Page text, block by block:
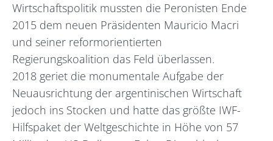
Wirtschaftspolitik mussten die Peronisten Ende
2015 dem neuen Präsidenten Mauricio Macri
und seiner reformorientierten
Regierungskoalition das Feld überlassen.
2018 geriet die monumentale Aufgabe der
Neuausrichtung der argentinischen Wirtschaft
jedoch ins Stocken und hatte das größte IWF-
Hilfspaket der Weltgeschichte in Höhe von 57